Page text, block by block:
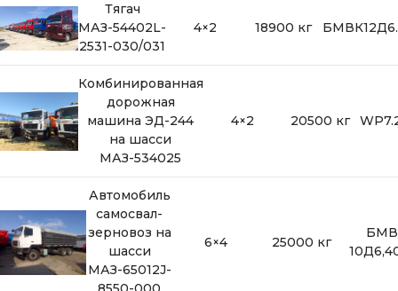
Тягач
МАЗ-54402L-
2531-030/031
4×2 18900 кг
Комбинированная
дорожная
машина ЭД-244
на шасси
МАЗ-534025
4×2 20500 кг
Автомобиль
самосвал-
зерновоз на
шасси
МАЗ-65012J-
6×4 25000 кг